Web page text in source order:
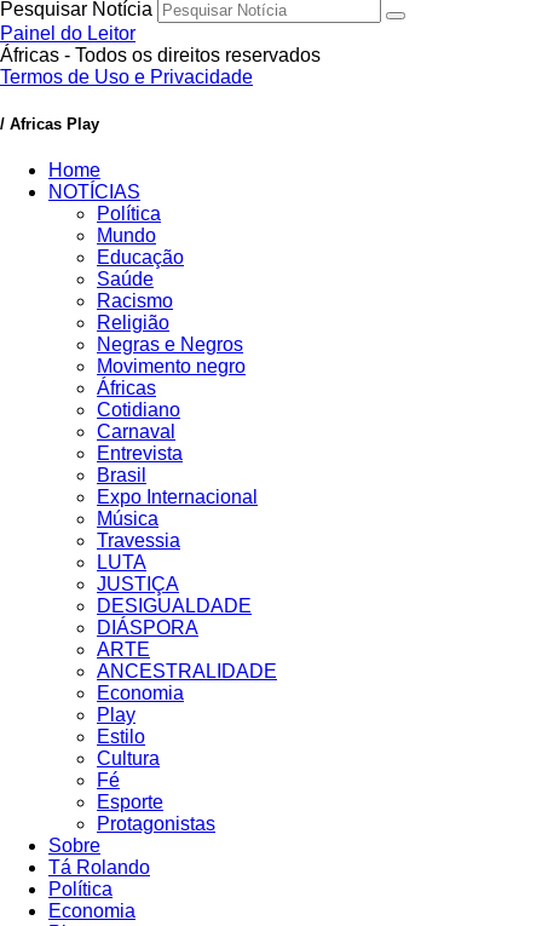
Pesquisar Notícia
Painel do Leitor
Áfricas - Todos os direitos reservados
Termos de Uso e Privacidade
/ Africas Play
Home
NOTÍCIAS
Política
Mundo
Educação
Saúde
Racismo
Religião
Negras e Negros
Movimento negro
Áfricas
Cotidiano
Carnaval
Entrevista
Brasil
Expo Internacional
Música
Travessia
LUTA
JUSTIÇA
DESIGUALDADE
DIÁSPORA
ARTE
ANCESTRALIDADE
Economia
Play
Estilo
Cultura
Fé
Esporte
Protagonistas
Sobre
Tá Rolando
Política
Economia